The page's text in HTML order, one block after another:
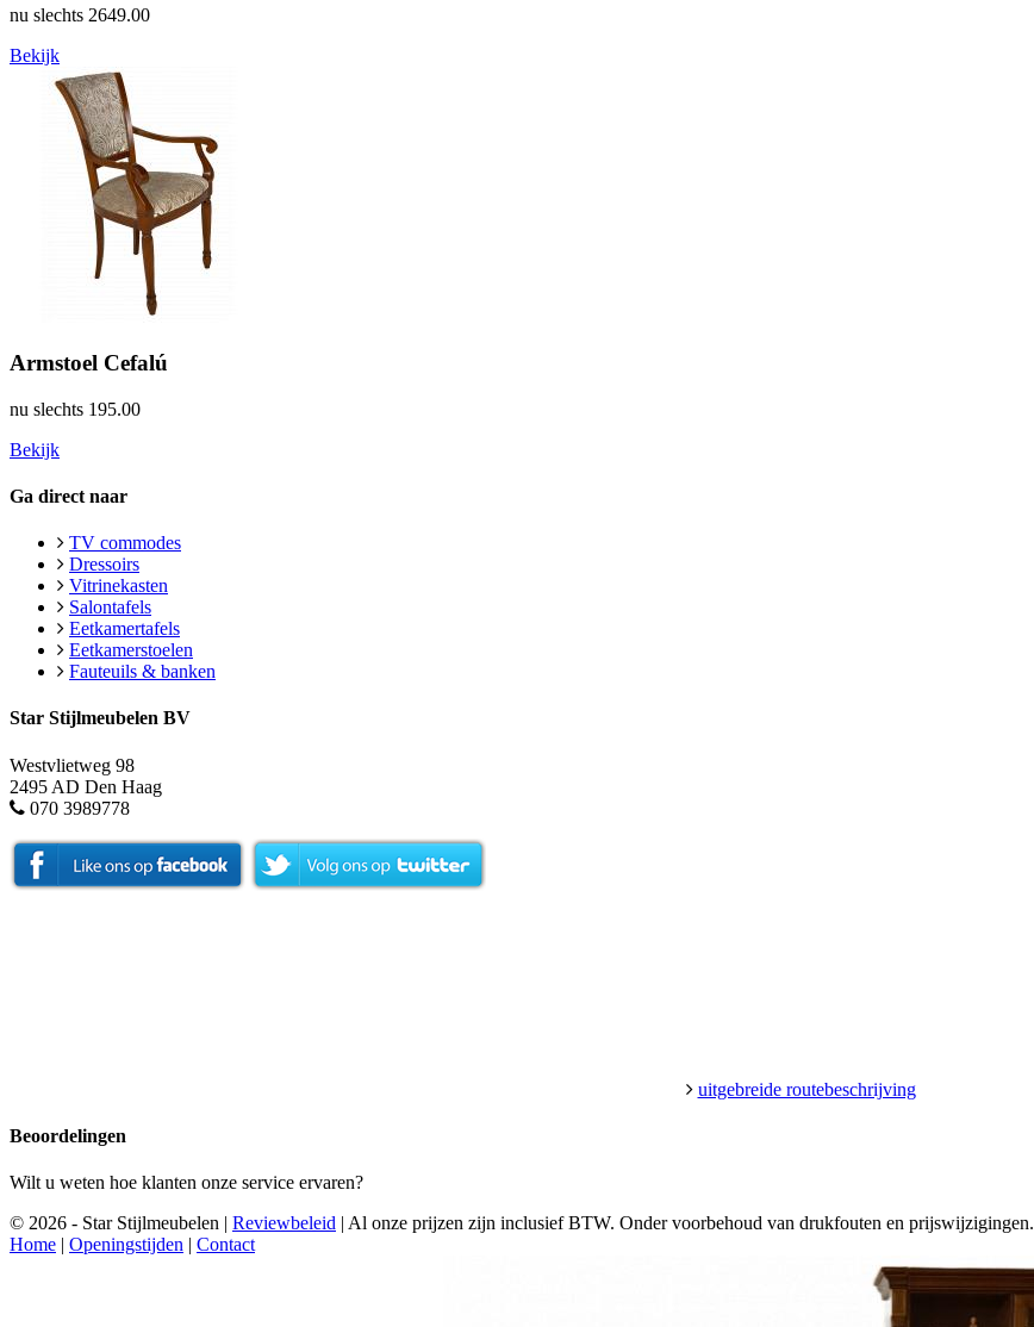
nu slechts 2649.00
Bekijk
Armstoel Cefalú
nu slechts 195.00
Bekijk
Ga direct naar
TV commodes
Dressoirs
Vitrinekasten
Salontafels
Eetkamertafels
Eetkamerstoelen
Fauteuils & banken
Star Stijlmeubelen BV
Westvlietweg 98
2495 AD Den Haag
070 3989778
uitgebreide routebeschrijving
Beoordelingen
Wilt u weten hoe klanten onze service ervaren?
© 2026 - Star Stijlmeubelen | Reviewbeleid | Al onze prijzen zijn inclusief BTW. Onder voorbehoud van drukfouten en prijswijzigingen.
Home | Openingstijden | Contact